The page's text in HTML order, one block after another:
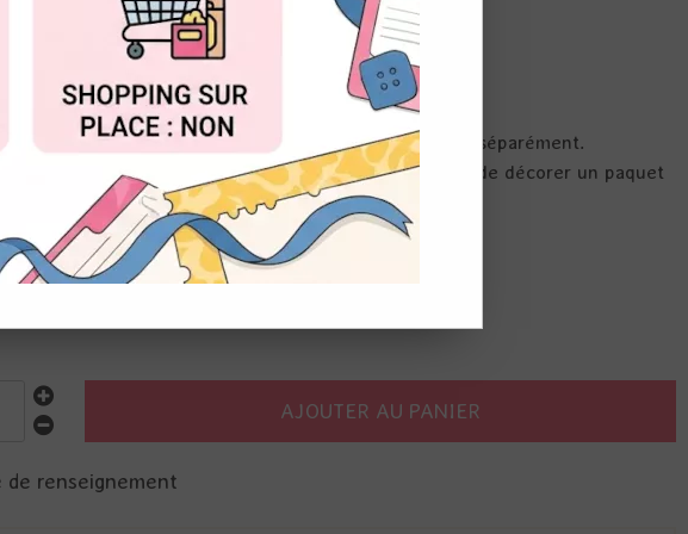
des cachets de cire. 2,5 cm
un manche à cacheter et de la cire à cacheter, vendus séparément.
cire vous permettront de sceller vos enveloppes, ou de décorer un paquet
une touche d'élégance et un côté rétro
AJOUTER AU PANIER
de renseignement
ACCEPTER TOUT